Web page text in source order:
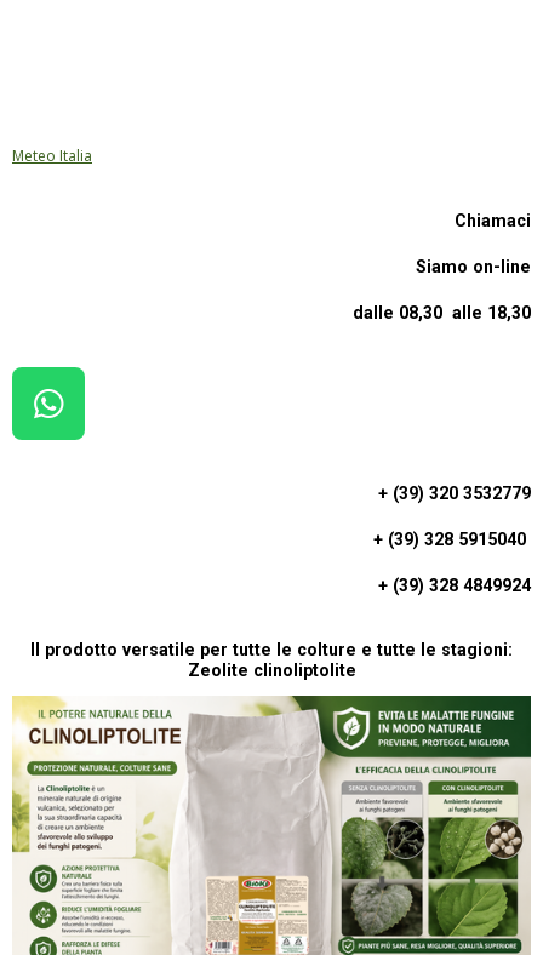
Meteo Italia
Chiamaci
Siamo on-line
dalle 08,30 alle 18,30
W
H
P
+ (39) 320 3532779
+ (39) 328 5915040
+ (39) 328 4849924
Il prodotto versatile per tutte le colture e tutte le stagioni:
Zeolite clinoliptolite